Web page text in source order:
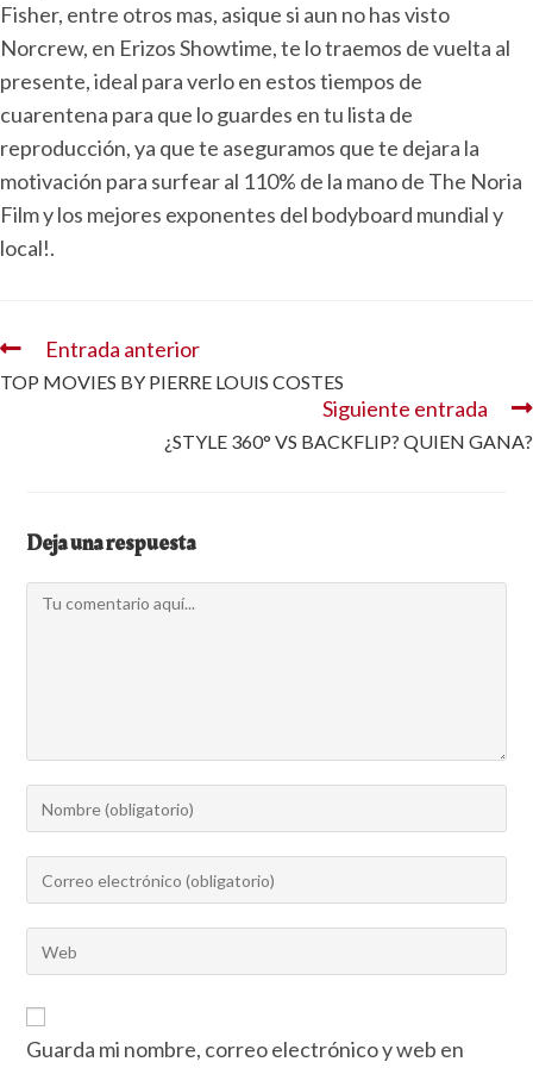
Fisher, entre otros mas, asique si aun no has visto
Norcrew, en Erizos Showtime, te lo traemos de vuelta al
presente, ideal para verlo en estos tiempos de
cuarentena para que lo guardes en tu lista de
reproducción, ya que te aseguramos que te dejara la
motivación para surfear al 110% de la mano de The Noria
Film y los mejores exponentes del bodyboard mundial y
local!.
Entrada anterior
TOP MOVIES BY PIERRE LOUIS COSTES
Siguiente entrada
¿STYLE 360° VS BACKFLIP? QUIEN GANA?
Deja una respuesta
Guarda mi nombre, correo electrónico y web en